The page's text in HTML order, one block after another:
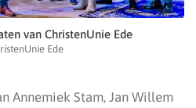
van ChristenUnie Ede
Ede
Annemiek Stam, Jan Willem